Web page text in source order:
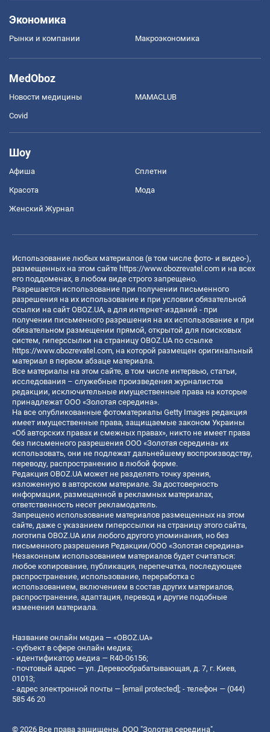
Экономика
Рынки и компании Mакроэкономика
MedOboz
Новости медицины MAMACLUB
Covid
Шоу
Афиша Сплетни
Красота Мода
Женский Журнал
Использование любых материалов (в том числе фото- и видео-),
размещенных на этом сайте https://www.obozrevatel.com и на всех
его поддоменах, в любом виде строго запрещено.
Разрешается использование при получении письменного
разрешения на их использование и при условии обязательной
ссылки на сайт OBOZ.UA, а для интернет-изданий - при
получении письменного разрешения на их использование и при
обязательном размещении прямой, открытой для поисковых
систем, гиперссылки на страницу OBOZ.UA по ссылке
https://www.obozrevatel.com, на которой размещен оригинальный
материал в первом абзаце материала.
Все материалы на этом сайте, в том числе интервью, статьи,
исследования – служебные произведения журналистов
редакции, исключительные имущественные права на которые
принадлежат ООО «Золотая середина».
На все опубликованные фотоматериалы Getty Images редакция
имеет имущественные права, защищаемые законом Украины
«Об авторских правах и смежных правах», никто не имеет права
без письменного разрешения ООО «Золотая середина» их
использовать, они не подлежат дальнейшему воспроизводству,
переводу, распространению в любой форме.
Редакция OBOZ.UA может не разделять точку зрения,
изложенную в авторском материале. За достоверность
информации, размещенной в рекламных материалах,
ответственность несет рекламодатель.
Запрещено использование материалов размещенных на этом
сайте, даже с указанием гиперссылки на страницу этого сайта,
логотипа OBOZ.UA или любого другого упоминания, но без
письменного разрешения Редакции/ООО «Золотая середина»
Незаконным использованием материалов будет считаться:
любое копирование, публикация, перепечатка, последующее
распространение, использование, переработка с
использованием, включением в состав других материалов,
распространение, адаптация, перевод и другие подобные
изменения материала.
Название онлайн медиа — «OBOZ.UA»
- субъект в сфере онлайн медиа;
- идентификатор медиа — R40-06156;
- почтовый адрес — ул. Деревообрабатывающая, д. 7, г. Киев,
01013;
- адрес электронной почты — [email protected]; - телефон — (044)
585 46 20
© 2026 Все права защищены, ООО "Золотая середина".